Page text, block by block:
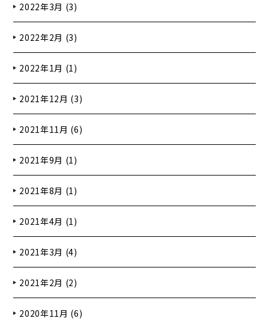
2022年3月 (3)
2022年2月 (3)
2022年1月 (1)
2021年12月 (3)
2021年11月 (6)
2021年9月 (1)
2021年8月 (1)
2021年4月 (1)
2021年3月 (4)
2021年2月 (2)
2020年11月 (6)